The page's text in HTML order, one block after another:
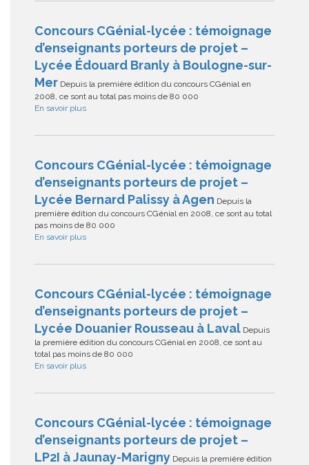
Concours CGénial-lycée : témoignage
d’enseignants porteurs de projet –
Lycée Édouard Branly à Boulogne-sur-
Mer Depuis la première édition du concours CGénial en
2008, ce sont au total pas moins de 80 000
En savoir plus
Concours CGénial-lycée : témoignage
d’enseignants porteurs de projet –
Lycée Bernard Palissy à Agen Depuis la
première édition du concours CGénial en 2008, ce sont au total
pas moins de 80 000
En savoir plus
Concours CGénial-lycée : témoignage
d’enseignants porteurs de projet –
Lycée Douanier Rousseau à Laval Depuis
la première édition du concours CGénial en 2008, ce sont au
total pas moins de 80 000
En savoir plus
Concours CGénial-lycée : témoignage
d’enseignants porteurs de projet –
LP2I à Jaunay-Marigny Depuis la première édition